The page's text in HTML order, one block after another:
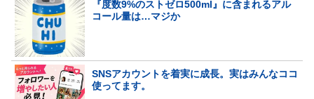
『度数9%のストゼロ500ml』に含まれるアル
コール量は…マジか
SNSアカウントを着実に成長。実はみんなココ
使ってます。